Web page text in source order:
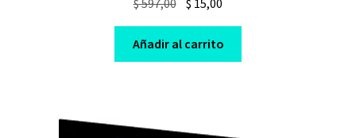
was:
$ 597,00.
is:
$ 15,00.
Añadir al carrito